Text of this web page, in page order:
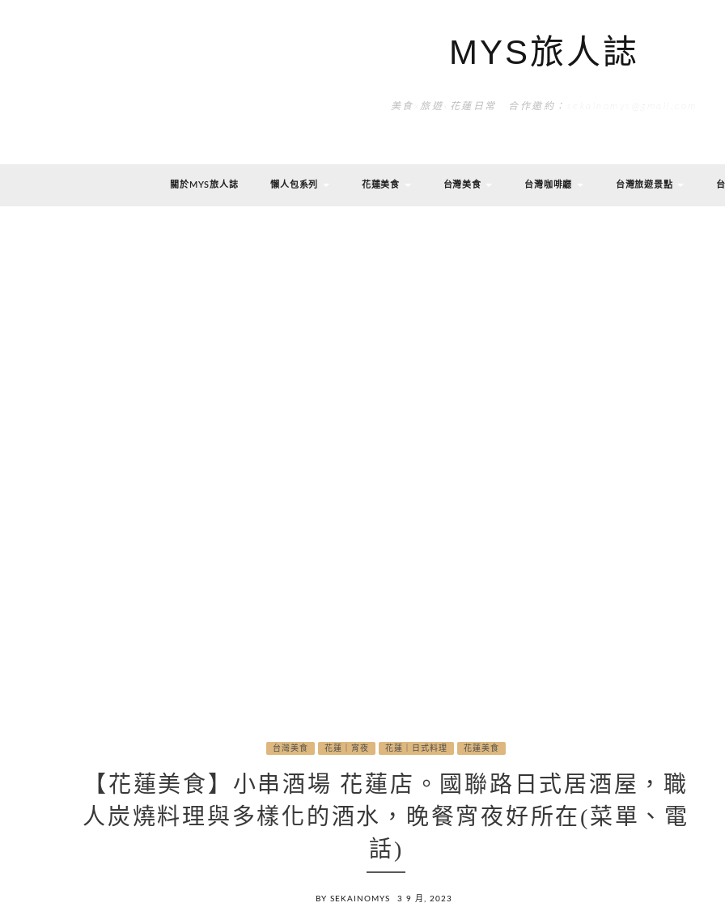
MYS旅人誌
美食x旅遊x花蓮日常 合作邀約：sekainomys@gmail.com
關於MYS旅人誌 懶人包系列 花蓮美食 台灣美食 台灣咖啡廳 台灣旅遊景點
台灣美食 花蓮｜宵夜 花蓮｜日式料理 花蓮美食
【花蓮美食】小串酒場 花蓮店。國聯路日式居酒屋，職
人炭燒料理與多樣化的酒水，晚餐宵夜好所在(菜單、電
話)
BY SEKAINOMYS 3 9 月, 2023